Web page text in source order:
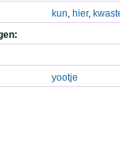
kun, hier,
yootje